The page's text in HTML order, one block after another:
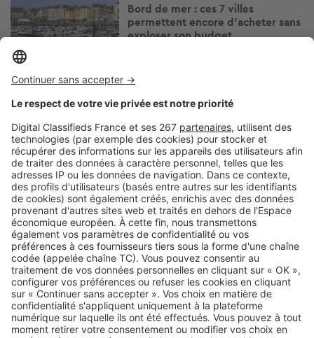
Bord de mer : ces 7 villes
permettent encore d'acheter sans
exploser son budget
Image
Acheter
Humidité : ces détails pendant
une visite peuvent vous éviter de
gros travaux
Image
Acheter
Résidence secondaire : le mobil-
home est-il vraiment la bonne
affaire annoncée ?